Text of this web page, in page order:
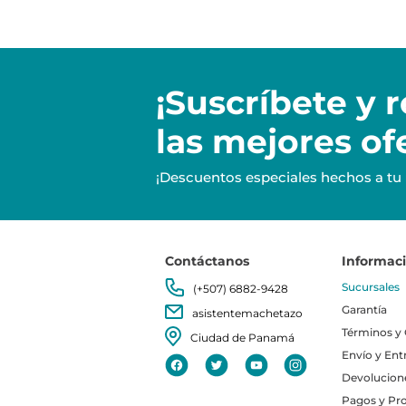
¡Suscríbete y
las mejores
¡Descuentos especiales hechos a
Contáctanos
(+507) 6882-9428
asistentemachetazo
Ciudad de Panamá
Sucursales
Garantía
Términos y
Envío y
Pagos y